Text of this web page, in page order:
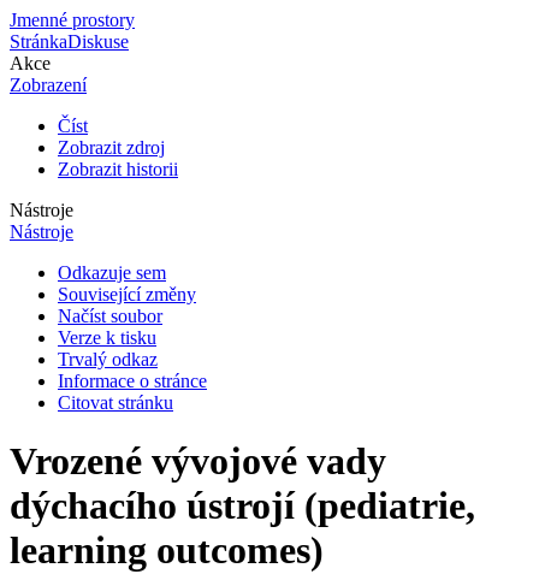
Jmenné prostory
StránkaDiskuse
Akce
Zobrazení
Číst
Zobrazit zdroj
Zobrazit historii
Nástroje
Nástroje
Odkazuje sem
Související změny
Načíst soubor
Verze k tisku
Trvalý odkaz
Informace o stránce
Citovat stránku
Vrozené vývojové vady
dýchacího ústrojí (pediatrie,
learning outcomes)